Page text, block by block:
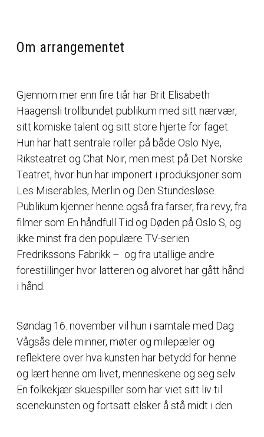
Om arrangementet
Gjennom mer enn fire tiår har Brit Elisabeth
Haagensli trollbundet publikum med sitt nærvær,
sitt komiske talent og sitt store hjerte for faget.
Hun har hatt sentrale roller på både Oslo Nye,
Riksteatret og Chat Noir, men mest på Det Norske
Teatret, hvor hun har imponert i produksjoner som
Les Miserables, Merlin og Den Stundesløse.
Publikum kjenner henne også fra farser, fra revy, fra
filmer som En håndfull Tid og Døden på Oslo S, og
ikke minst fra den populære TV-serien
Fredrikssons Fabrikk – og fra utallige andre
forestillinger hvor latteren og alvoret har gått hånd
i hånd.
Søndag 16. november vil hun i samtale med Dag
Vågsås dele minner, møter og milepæler og
reflektere over hva kunsten har betydd for henne
og lært henne om livet, menneskene og seg selv.
En folkekjær skuespiller som har viet sitt liv til
scenekunsten og fortsatt elsker å stå midt i den.